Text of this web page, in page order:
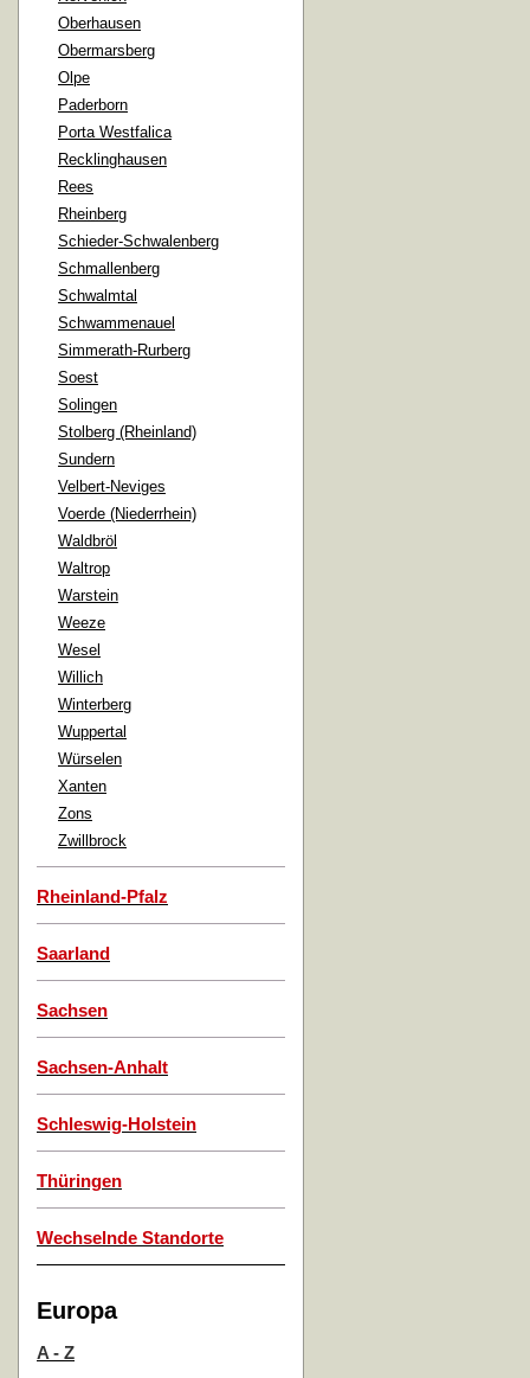
Oberhausen
Obermarsberg
Olpe
Paderborn
Porta Westfalica
Recklinghausen
Rees
Rheinberg
Schieder-Schwalenberg
Schmallenberg
Schwalmtal
Schwammenauel
Simmerath-Rurberg
Soest
Solingen
Stolberg (Rheinland)
Sundern
Velbert-Neviges
Voerde (Niederrhein)
Waldbröl
Waltrop
Warstein
Weeze
Wesel
Willich
Winterberg
Wuppertal
Würselen
Xanten
Zons
Zwillbrock
Rheinland-Pfalz
Saarland
Sachsen
Sachsen-Anhalt
Schleswig-Holstein
Thüringen
Wechselnde Standorte
Europa
A - Z